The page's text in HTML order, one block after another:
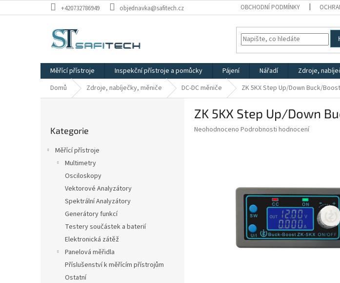
na
+420732786949 objednavka@safitech.cz OBCHODNÍ PODMÍNKY
Měřící přístroje Inspekční přístroje a pomůcky Pájení Nářadí Zdroje,
Domů
Zdroje, nabíječky, měniče DC-DC měniče ZK 5KX Step Up/Down Buck/
kategorie
Kategorie
Měřící přístroje
Multimetry
Osciloskopy
Vektorové Analyzátory
Spektrální Analyzátory
Generátory funkcí
Testery součástek a baterií
Elektronická zátěž
Panelová měřidla
Příslušenství k měřícím přístrojům
Ostatní
ZK 5KX Step Up/Down
Průměrné
Neohodnoceno Podrobnosti hodnocení